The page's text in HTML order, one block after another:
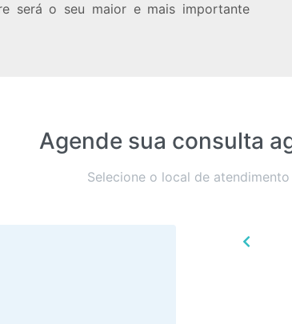
será o seu maior e mais importante
Agende sua consulta
Selecione o local de atendimento